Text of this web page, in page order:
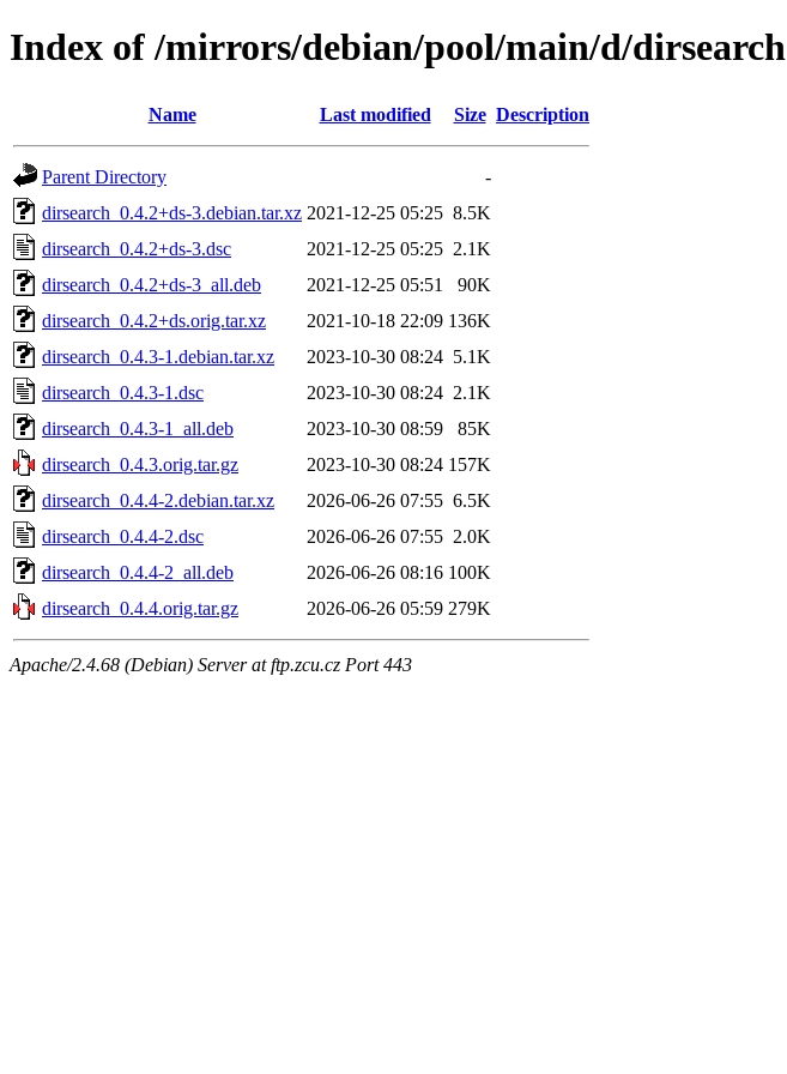
Index of /mirrors/debian/pool/main/d/dirsearch
Name Last modified Size Description
Parent Directory
-
dirsearch_0.4.2+ds-3.debian.tar.xz 2021-12-25 05:25 8.5K
dirsearch_0.4.2+ds-3.dsc
2021-12-25 05:25 2.1K
dirsearch_0.4.2+ds-3_all.deb
2021-12-25 05:51
90K
dirsearch_0.4.2+ds.orig.tar.xz
2021-10-18 22:09 136K
dirsearch_0.4.3-1.debian.tar.xz
2023-10-30 08:24 5.1K
dirsearch_0.4.3-1.dsc
2023-10-30 08:24 2.1K
dirsearch_0.4.3-1_all.deb
2023-10-30 08:59
85K
dirsearch_0.4.3.orig.tar.gz
2023-10-30 08:24 157K
dirsearch_0.4.4-2.debian.tar.xz
2026-06-26 07:55 6.5K
dirsearch_0.4.4-2.dsc
2026-06-26 07:55 2.0K
dirsearch_0.4.4-2_all.deb
2026-06-26 08:16 100K
dirsearch_0.4.4.orig.tar.gz
2026-06-26 05:59 279K
Apache/2.4.68 (Debian) Server at ftp.zcu.cz Port 443